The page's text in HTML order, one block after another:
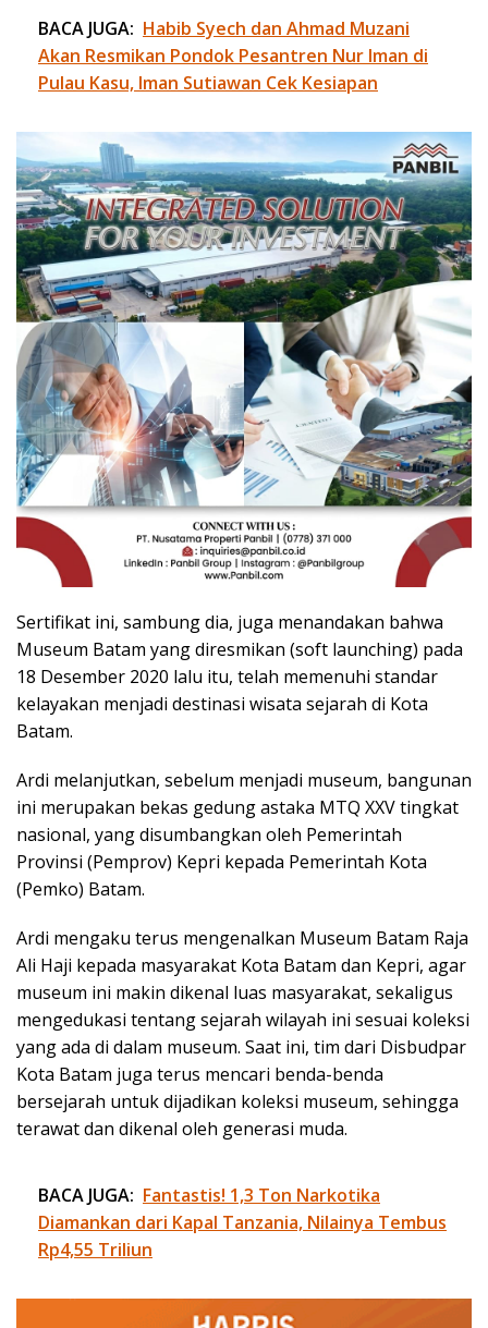
BACA JUGA: Habib Syech dan Ahmad Muzani
Akan Resmikan Pondok Pesantren Nur Iman di
Pulau Kasu, Iman Sutiawan Cek Kesiapan
Sertifikat ini, sambung dia, juga menandakan bahwa
Museum Batam yang diresmikan (soft launching) pada
18 Desember 2020 lalu itu, telah memenuhi standar
kelayakan menjadi destinasi wisata sejarah di Kota
Batam.
Ardi melanjutkan, sebelum menjadi museum, bangunan
ini merupakan bekas gedung astaka MTQ XXV tingkat
nasional, yang disumbangkan oleh Pemerintah
Provinsi (Pemprov) Kepri kepada Pemerintah Kota
(Pemko) Batam.
Ardi mengaku terus mengenalkan Museum Batam Raja
Ali Haji kepada masyarakat Kota Batam dan Kepri, agar
museum ini makin dikenal luas masyarakat, sekaligus
mengedukasi tentang sejarah wilayah ini sesuai koleksi
yang ada di dalam museum. Saat ini, tim dari Disbudpar
Kota Batam juga terus mencari benda-benda
bersejarah untuk dijadikan koleksi museum, sehingga
terawat dan dikenal oleh generasi muda.
BACA JUGA: Fantastis! 1,3 Ton Narkotika
Diamankan dari Kapal Tanzania, Nilainya Tembus
Rp4,55 Triliun